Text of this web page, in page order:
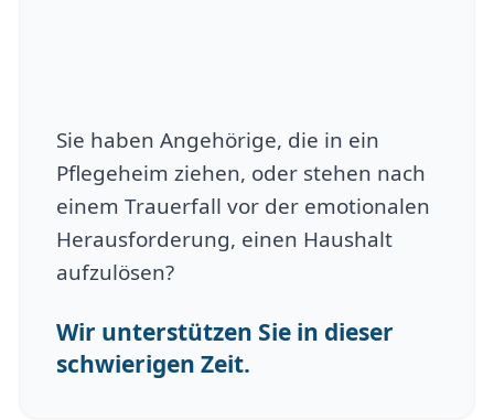
Sie haben Angehörige, die in ein
Pflegeheim ziehen, oder stehen nach
einem Trauerfall vor der emotionalen
Herausforderung, einen Haushalt
aufzulösen?
Wir unterstützen Sie in dieser
schwierigen Zeit.